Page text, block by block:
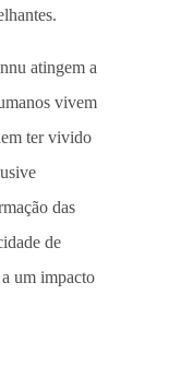
atingem a
vivem
ter vivido
das
de
um impacto